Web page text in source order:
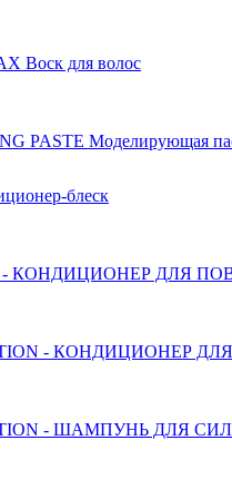
Воск для волос
PASTE Моделирующая
блеск
- КОНДИЦИОНЕР ДЛЯ
-
- ШАМПУНЬ